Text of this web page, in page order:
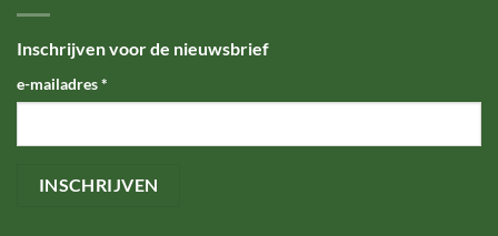
Inschrijven voor de nieuwsbrief
e-mailadres*